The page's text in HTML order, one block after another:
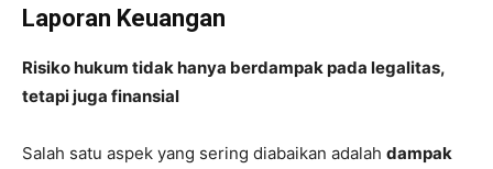
Laporan Keuangan
Risiko hukum tidak hanya berdampak pada legalitas,
tetapi juga finansial
Salah satu aspek yang sering diabaikan adalah dampak